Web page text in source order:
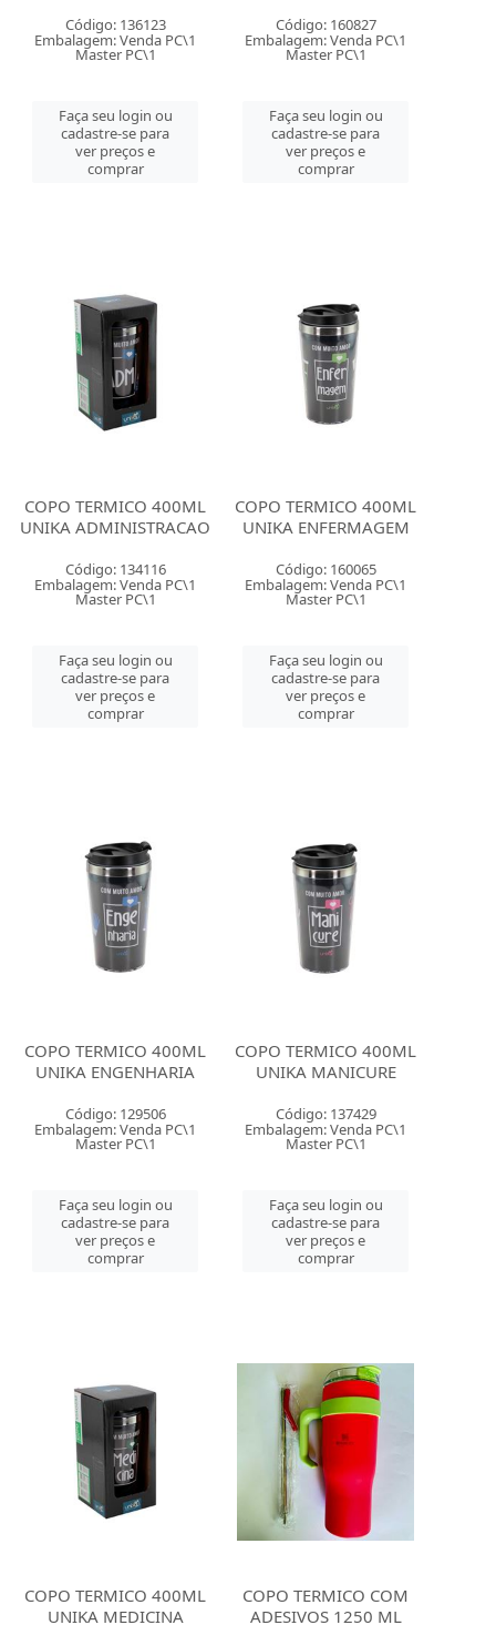
Código: 136123
Embalagem: Venda PC\1
Master PC\1
Faça seu login ou
cadastre-se para
ver preços e
comprar
Código: 160827
Embalagem: Venda PC\1
Master PC\1
Faça seu login ou
cadastre-se para
ver preços e
comprar
COPO TERMICO 400ML
UNIKA ADMINISTRACAO
Código: 134116
Embalagem: Venda PC\1
Master PC\1
Faça seu login ou
cadastre-se para
ver preços e
comprar
COPO TERMICO 400ML
UNIKA ENFERMAGEM
Código: 160065
Embalagem: Venda PC\1
Master PC\1
Faça seu login ou
cadastre-se para
ver preços e
comprar
COPO TERMICO 400ML
UNIKA ENGENHARIA
Código: 129506
Embalagem: Venda PC\1
Master PC\1
Faça seu login ou
cadastre-se para
ver preços e
comprar
COPO TERMICO 400ML
UNIKA MANICURE
Código: 137429
Embalagem: Venda PC\1
Master PC\1
Faça seu login ou
cadastre-se para
ver preços e
comprar
COPO TERMICO 400ML
UNIKA MEDICINA
COPO TERMICO COM
ADESIVOS 1250 ML